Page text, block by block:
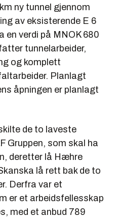
ny tunnel gjennom
av eksisterende E 6
en verdi på MNOK 680
tunnelarbeider,
og komplett
Planlagt
åpningen er planlagt
de to laveste
Gruppen, som skal ha
deretter lå Hæhre
lå rett bak de to
Derfra var et
er et arbeidsfellesskap
med et anbud 789